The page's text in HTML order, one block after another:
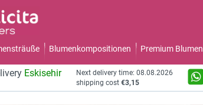
Blumenkompositionen Premium Blumen
Eskisehir
Next delivery time: 08.08.2026
shipping cost €3,15